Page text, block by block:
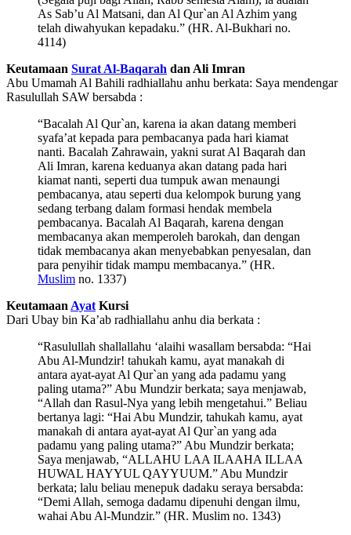
As Sab’u Al Matsani, dan Al Qur`an Al Azhim yang
telah diwahyukan kepadaku.” (HR. Al-Bukhari no.
4114)
Keutamaan Surat Al-Baqarah dan Ali Imran
Abu Umamah Al Bahili radhiallahu anhu berkata: Saya mendengar
Rasulullah SAW bersabda :
“Bacalah Al Qur`an, karena ia akan datang memberi
syafa’at kepada para pembacanya pada hari kiamat
nanti. Bacalah Zahrawain, yakni surat Al Baqarah dan
Ali Imran, karena keduanya akan datang pada hari
kiamat nanti, seperti dua tumpuk awan menaungi
pembacanya, atau seperti dua kelompok burung yang
sedang terbang dalam formasi hendak membela
pembacanya. Bacalah Al Baqarah, karena dengan
membacanya akan memperoleh barokah, dan dengan
tidak membacanya akan menyebabkan penyesalan, dan
para penyihir tidak mampu membacanya.” (HR.
Muslim no. 1337)
KeutamaanAyatKursi
Dari Ubay bin Ka’ab radhiallahu anhu dia berkata :
“Rasulullah shallallahu ‘alaihi wasallam bersabda: “Hai
Abu Al-Mundzir! tahukah kamu, ayat manakah di
antara ayat-ayat Al Qur`an yang ada padamu yang
paling utama?” Abu Mundzir berkata; saya menjawab,
“Allah dan Rasul-Nya yang lebih mengetahui.” Beliau
bertanya lagi: “Hai Abu Mundzir, tahukah kamu, ayat
manakah di antara ayat-ayat Al Qur`an yang ada
padamu yang paling utama?” Abu Mundzir berkata;
Saya menjawab, “ALLAHU LAA ILAAHA ILLAA
HUWAL HAYYUL QAYYUUM.” Abu Mundzir
berkata; lalu beliau menepuk dadaku seraya bersabda:
“Demi Allah, semoga dadamu dipenuhi dengan ilmu,
wahai Abu Al-Mundzir.” (HR. Muslim no. 1343)